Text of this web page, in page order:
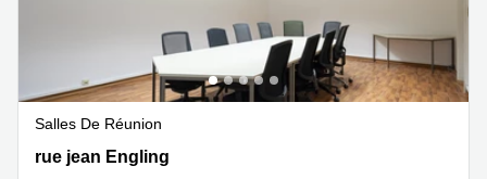
Salles De Réunion
2 rue jean Engling, Dommeldange
rue jean Engling